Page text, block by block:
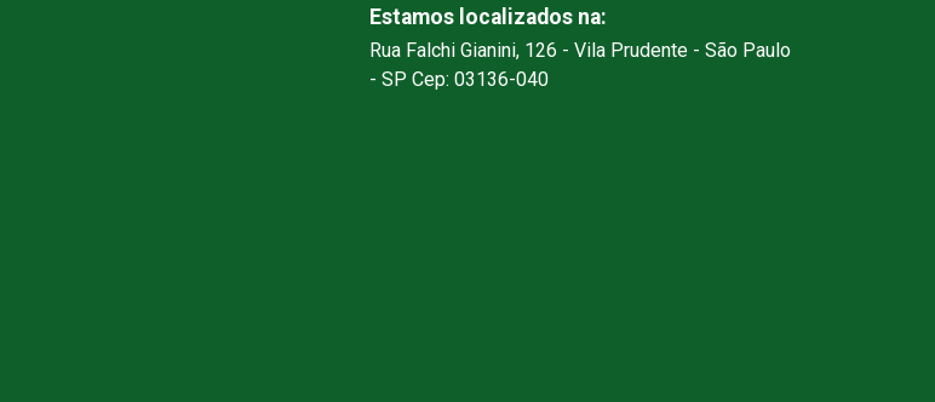
Estamos localizados na:
Rua Falchi Gianini, 126 - Vila Prudente - São Paulo
- SP Cep: 03136-040